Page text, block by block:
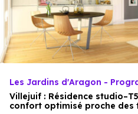
Les Jardins d'Aragon -
Villejuif : Résidence
confort optimisé proche des